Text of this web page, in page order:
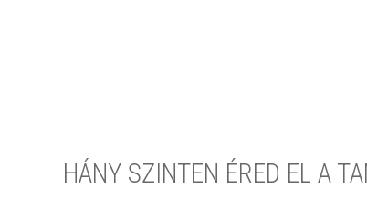
HÁNY SZINTEN ÉRED EL A